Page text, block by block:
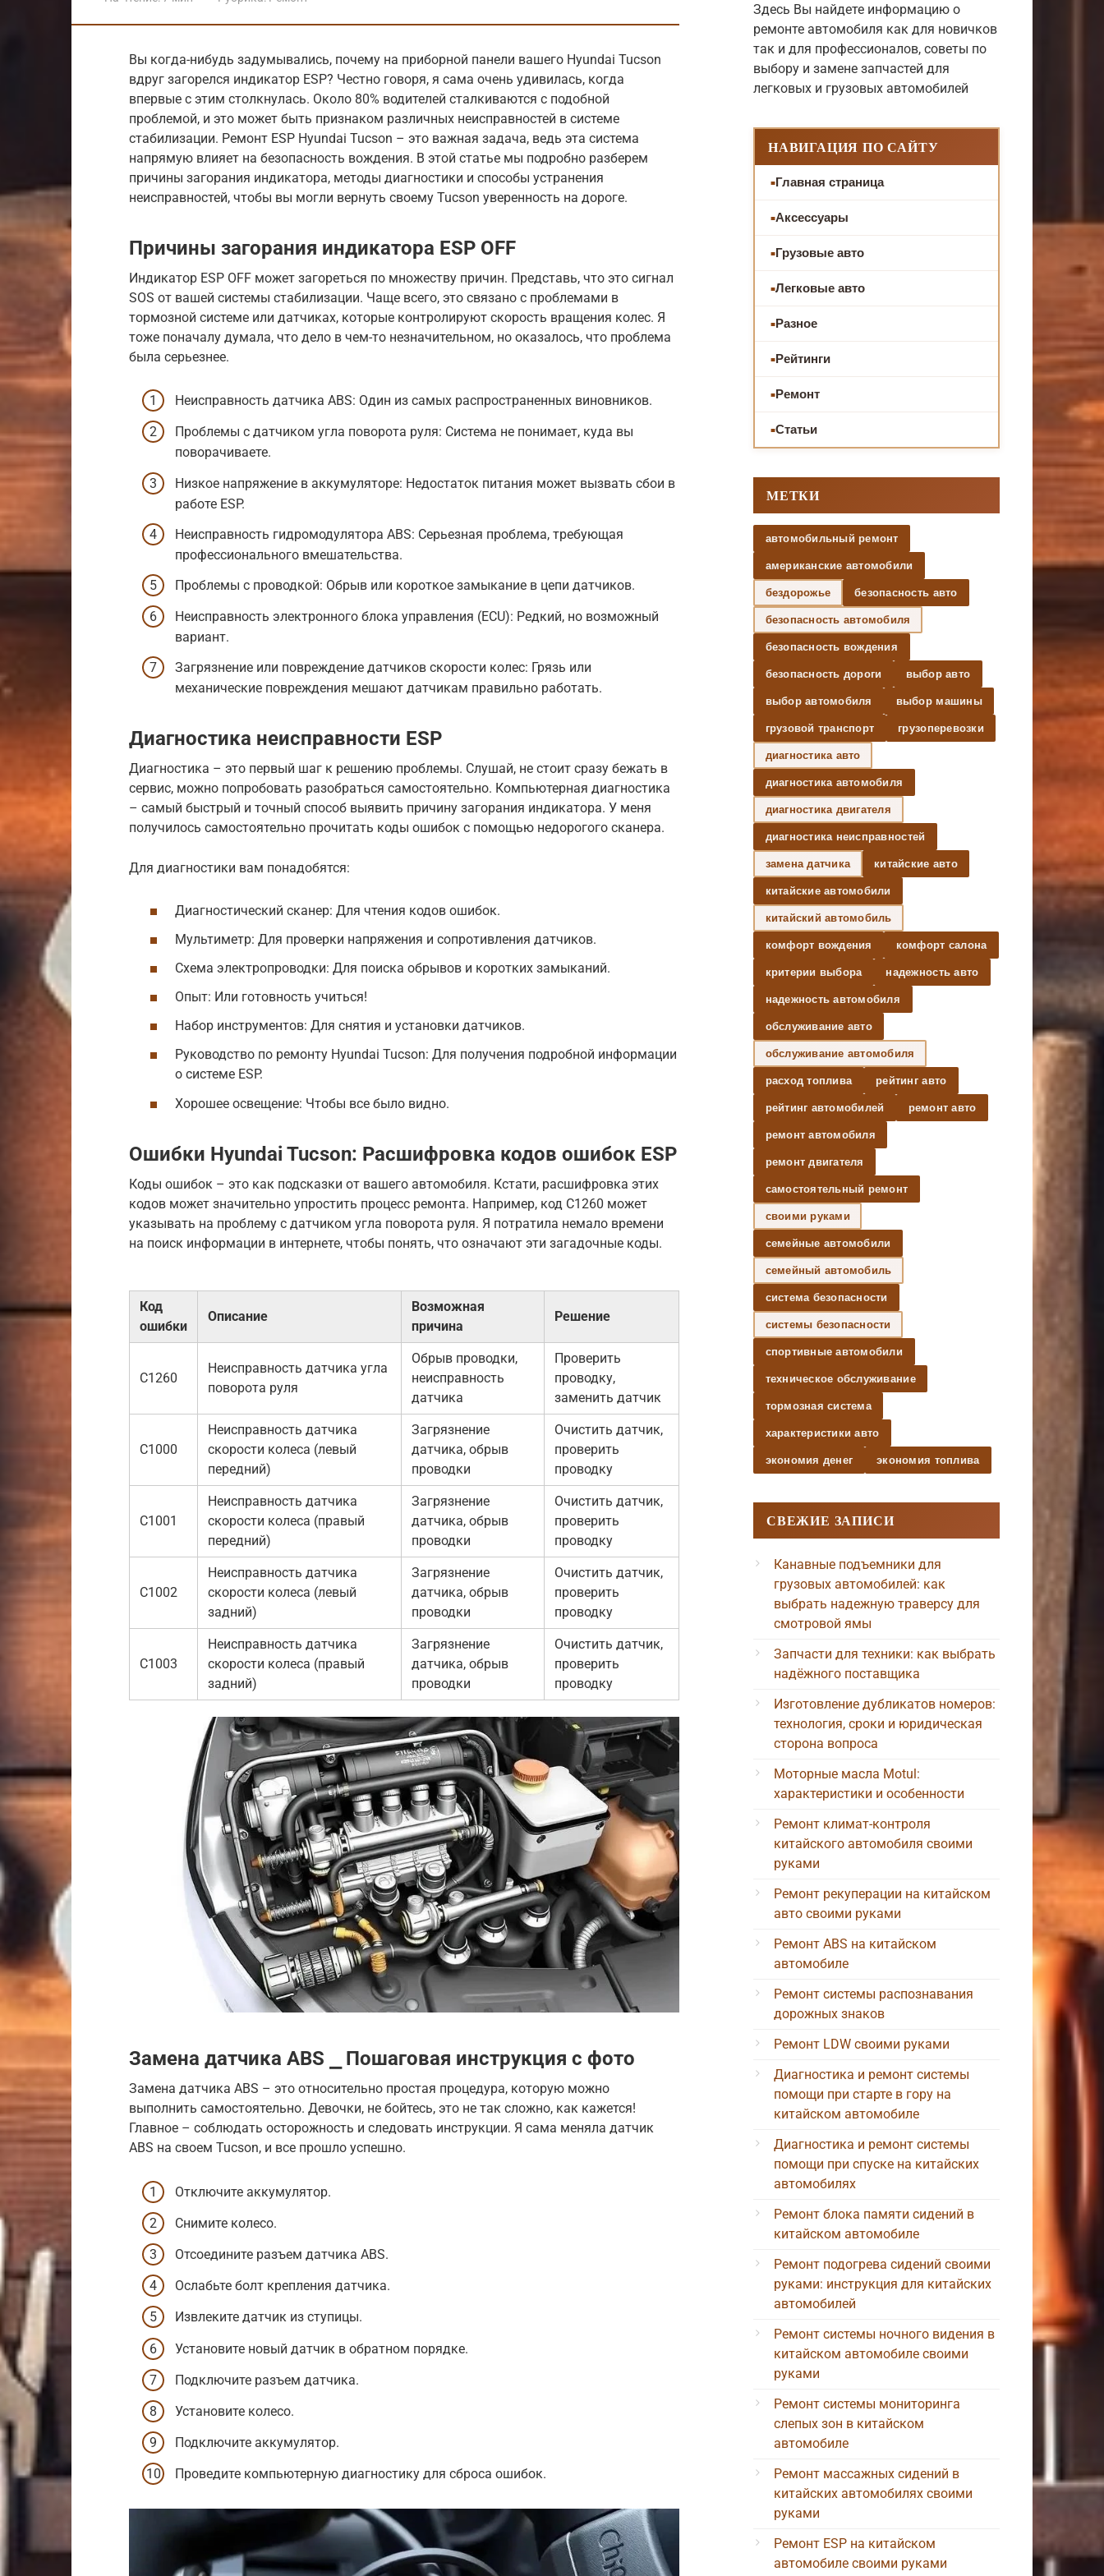
Вы когда-нибудь задумывались, почему на приборной панели вашего Hyundai Tucson
вдруг загорелся индикатор ESP? Честно говоря, я сама очень удивилась, когда
впервые с этим столкнулась. Около 80% водителей сталкиваются с подобной
проблемой, и это может быть признаком различных неисправностей в системе
стабилизации. Ремонт ESP Hyundai Tucson – это важная задача, ведь эта система
напрямую влияет на безопасность вождения. В этой статье мы подробно разберем
причины загорания индикатора, методы диагностики и способы устранения
неисправностей, чтобы вы могли вернуть своему Tucson уверенность на дороге.
Причины загорания индикатора ESP OFF
Индикатор ESP OFF может загореться по множеству причин. Представь, что это сигнал
SOS от вашей системы стабилизации. Чаще всего, это связано с проблемами в
тормозной системе или датчиках, которые контролируют скорость вращения колес. Я
тоже поначалу думала, что дело в чем-то незначительном, но оказалось, что проблема
была серьезнее.
Неисправность датчика ABS: Один из самых распространенных виновников.
Проблемы с датчиком угла поворота руля: Система не понимает, куда вы
поворачиваете.
Низкое напряжение в аккумуляторе: Недостаток питания может вызвать сбои в
работе ESP.
Неисправность гидромодулятора ABS: Серьезная проблема, требующая
профессионального вмешательства.
Проблемы с проводкой: Обрыв или короткое замыкание в цепи датчиков.
Неисправность электронного блока управления (ECU): Редкий, но возможный
вариант.
Загрязнение или повреждение датчиков скорости колес: Грязь или
механические повреждения мешают датчикам правильно работать.
Диагностика неисправности ESP
Диагностика – это первый шаг к решению проблемы. Слушай, не стоит сразу бежать в
сервис, можно попробовать разобраться самостоятельно. Компьютерная диагностика
– самый быстрый и точный способ выявить причину загорания индикатора. У меня
получилось самостоятельно прочитать коды ошибок с помощью недорогого сканера.
Для диагностики вам понадобятся:
Диагностический сканер: Для чтения кодов ошибок.
Мультиметр: Для проверки напряжения и сопротивления датчиков.
Схема электропроводки: Для поиска обрывов и коротких замыканий.
Опыт: Или готовность учиться!
Набор инструментов: Для снятия и установки датчиков.
Руководство по ремонту Hyundai Tucson: Для получения подробной информации
о системе ESP.
Хорошее освещение: Чтобы все было видно.
Ошибки Hyundai Tucson: Расшифровка кодов ошибок ESP
Коды ошибок – это как подсказки от вашего автомобиля. Кстати, расшифровка этих
кодов может значительно упростить процесс ремонта. Например, код C1260 может
указывать на проблему с датчиком угла поворота руля. Я потратила немало времени
на поиск информации в интернете, чтобы понять, что означают эти загадочные коды.
Код
ошибки
Описание
Возможная
причина
Решение
C1260
Неисправность датчика угла
поворота руля
Обрыв проводки,
неисправность
датчика
Проверить
проводку,
заменить датчик
C1000
Неисправность датчика
скорости колеса (левый
передний)
Загрязнение
датчика, обрыв
проводки
Очистить датчик,
проверить
проводку
C1001
Неисправность датчика
скорости колеса (правый
передний)
Загрязнение
датчика, обрыв
проводки
Очистить датчик,
проверить
проводку
C1002
Неисправность датчика
скорости колеса (левый
задний)
Загрязнение
датчика, обрыв
проводки
Очистить датчик,
проверить
проводку
C1003
Неисправность датчика
скорости колеса (правый
задний)
Загрязнение
датчика, обрыв
проводки
Очистить датчик,
проверить
проводку
Замена датчика ABS ⎯ Пошаговая инструкция с фото
Замена датчика ABS – это относительно простая процедура, которую можно
выполнить самостоятельно. Девочки, не бойтесь, это не так сложно, как кажется!
Главное – соблюдать осторожность и следовать инструкции. Я сама меняла датчик
ABS на своем Tucson, и все прошло успешно.
Отключите аккумулятор.
Снимите колесо.
Отсоедините разъем датчика ABS.
Ослабьте болт крепления датчика.
Извлеките датчик из ступицы.
Установите новый датчик в обратном порядке.
Подключите разъем датчика.
Установите колесо.
Подключите аккумулятор.
Проведите компьютерную диагностику для сброса ошибок.
Здесь Вы найдете информацию о
ремонте автомобиля как для новичков
так и для профессионалов, советы по
выбору и замене запчастей для
легковых и грузовых автомобилей
НАВИГАЦИЯ ПО САЙТУ
Главная страница
Аксессуары
Грузовые авто
Легковые авто
Разное
Рейтинги
Ремонт
Статьи
МЕТКИ
автомобильный ремонт
американские автомобили
бездорожье безопасность авто
безопасность автомобиля
безопасность вождения
безопасность дороги выбор авто
выбор автомобиля выбор машины
грузовой транспорт грузоперевозки
диагностика авто
диагностика автомобиля
диагностика двигателя
диагностика неисправностей
замена датчика китайские авто
китайские автомобили
китайский автомобиль
комфорт вождения комфорт салона
критерии выбора надежность авто
надежность автомобиля
обслуживание авто
обслуживание автомобиля
расход топлива рейтинг авто
рейтинг автомобилей ремонт авто
ремонт автомобиля
ремонт двигателя
самостоятельный ремонт
своими руками
семейные автомобили
семейный автомобиль
система безопасности
системы безопасности
спортивные автомобили
техническое обслуживание
тормозная система
характеристики авто
экономия денег экономия топлива
СВЕЖИЕ ЗАПИСИ
Канавные подъемники для
грузовых автомобилей: как
выбрать надежную траверсу для
смотровой ямы
Запчасти для техники: как выбрать
надёжного поставщика
Изготовление дубликатов номеров:
технология, сроки и юридическая
сторона вопроса
Моторные масла Motul:
характеристики и особенности
Ремонт климат-контроля
китайского автомобиля своими
руками
Ремонт рекуперации на китайском
авто своими руками
Ремонт ABS на китайском
автомобиле
Ремонт системы распознавания
дорожных знаков
Ремонт LDW своими руками
Диагностика и ремонт системы
помощи при старте в гору на
китайском автомобиле
Диагностика и ремонт системы
помощи при спуске на китайских
автомобилях
Ремонт блока памяти сидений в
китайском автомобиле
Ремонт подогрева сидений своими
руками: инструкция для китайских
автомобилей
Ремонт системы ночного видения в
китайском автомобиле своими
руками
Ремонт системы мониторинга
слепых зон в китайском
автомобиле
Ремонт массажных сидений в
китайских автомобилях своими
руками
Ремонт ESP на китайском
автомобиле своими руками